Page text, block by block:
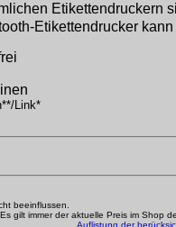
Etikettendrucker
Link*
beeinflussen.
gilt immer der aktuelle Preis im Shop